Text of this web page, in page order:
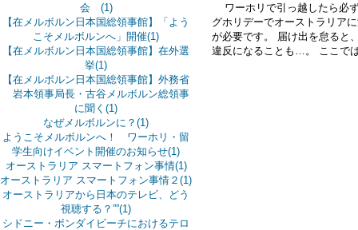
会 (1)
【在メルボルン日本国総領事館】「よう
こそメルボルンへ」開催(1)
【在メルボルン日本国総領事館】在外選
挙(1)
【在メルボルン日本国総領事館】外務省
岩本領事局長・古谷メルボルン総領事
に聞く(1)
なぜメルボルンに？(1)
ようこそメルボルンへ！ ワーホリ・留
学生向けイベント開催のお知らせ(1)
オーストラリア スマートフォン事情(1)
オーストラリア スマートフォン事情２(1)
オーストラリアから日本のテレビ、どう
視聴する？””(1)
シドニー・ボンダイビーチにおけるテロ
ワーホリで引っ越したら必
グホリデーでオーストラリア
が必要です。 届け出を怠ると
違反になることも…。 ここで